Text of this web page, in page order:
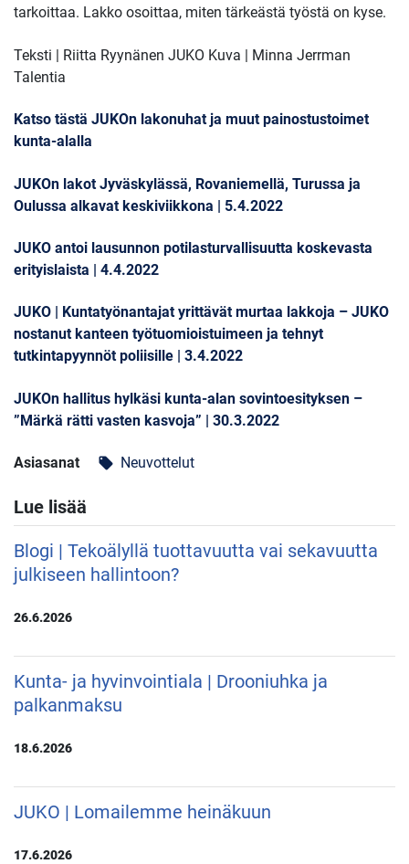
tarkoittaa. Lakko osoittaa, miten tärkeästä työstä on kyse.
Teksti | Riitta Ryynänen JUKO Kuva | Minna Jerrman
Talentia
Katso tästä JUKOn lakonuhat ja muut painostustoimet
kunta-alalla
JUKOn lakot Jyväskylässä, Rovaniemellä, Turussa ja
Oulussa alkavat keskiviikkona | 5.4.2022
JUKO antoi lausunnon potilasturvallisuutta koskevasta
erityislaista | 4.4.2022
JUKO | Kuntatyönantajat yrittävät murtaa lakkoja – JUKO
nostanut kanteen työtuomioistuimeen ja tehnyt
tutkintapyynnöt poliisille | 3.4.2022
JUKOn hallitus hylkäsi kunta-alan sovintoesityksen –
”Märkä rätti vasten kasvoja” | 30.3.2022
Asiasanat local_offer Neuvottelut
Lue lisää
Blogi | Tekoälyllä tuottavuutta vai sekavuutta
julkiseen hallintoon?
26.6.2026
Kunta- ja hyvinvointiala | Drooniuhka ja
palkanmaksu
18.6.2026
JUKO | Lomailemme heinäkuun
17.6.2026